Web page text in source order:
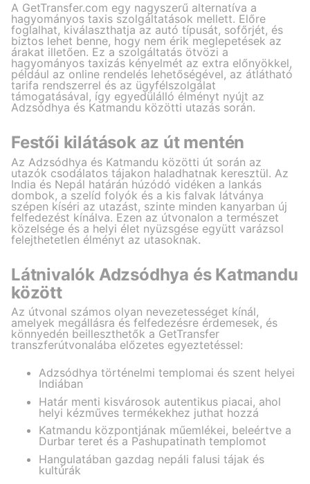
A GetTransfer.com egy nagyszerű alternatíva a
hagyományos taxis szolgáltatások mellett. Előre
foglalhat, kiválaszthatja az autó típusát, sofőrjét, és
biztos lehet benne, hogy nem érik meglepetések az
árakat illetően. Ez a szolgáltatás ötvözi a
hagyományos taxizás kényelmét az extra előnyökkel,
például az online rendelés lehetőségével, az átlátható
tarifa rendszerrel és az ügyfélszolgálat
támogatásával, így egyedülálló élményt nyújt az
Adzsódhya és Katmandu közötti utazás során.
Festői kilátások az út mentén
Az Adzsódhya és Katmandu közötti út során az
utazók csodálatos tájakon haladhatnak keresztül. Az
India és Nepál határán húzódó vidéken a lankás
dombok, a szelíd folyók és a kis falvak látványa
szépen kíséri az utazást, szinte minden kanyarban új
felfedezést kínálva. Ezen az útvonalon a természet
közelsége és a helyi élet nyüzsgése együtt varázsol
felejthetetlen élményt az utasoknak.
Látnivalók Adzsódhya és Katmandu
között
Az útvonal számos olyan nevezetességet kínál,
amelyek megállásra és felfedezésre érdemesek, és
könnyedén beilleszthetők a GetTransfer
transzferútvonalába előzetes egyeztetéssel:
Adzsódhya történelmi templomai és szent helyei
Indiában
Határ menti kisvárosok autentikus piacai, ahol
helyi kézműves termékekhez juthat hozzá
Katmandu központjának műemlékei, beleértve a
Durbar teret és a Pashupatinath templomot
Hangulatában gazdag nepáli falusi tájak és
kultúrák